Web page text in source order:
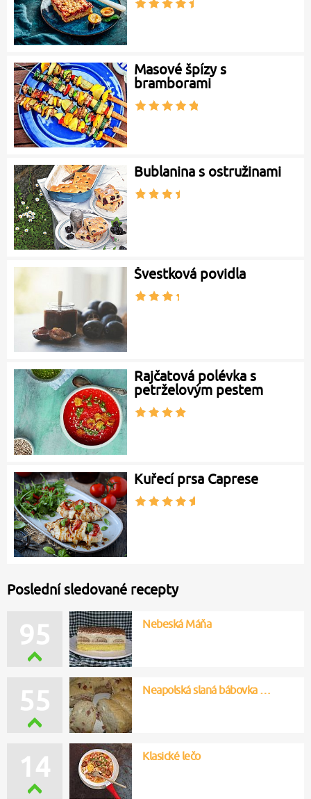
Masové špízy s
bramborami
Bublanina s ostružinami
Švestková povidla
Rajčatová polévka s
petrželovým pestem
Kuřecí prsa Caprese
Poslední sledované recepty
95 Nebeská Máňa
55 Neapolská slaná bábovka …
14 Klasické lečo